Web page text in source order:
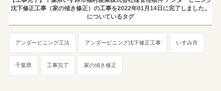
沈下修正工事（家の傾き修正）の工事を2022年01月14日に完了しました。
についているタグ
アンダーピニング工法 アンダーピニング沈下修正工事 いすみ市
千葉県 工事完了 家の傾き修正